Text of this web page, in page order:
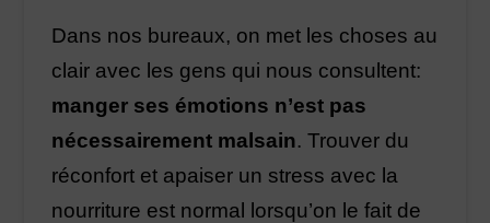
Dans nos bureaux, on met les choses au
clair avec les gens qui nous consultent:
manger ses émotions n’est pas
nécessairement malsain. Trouver du
réconfort et apaiser un stress avec la
nourriture est normal lorsqu’on le fait de